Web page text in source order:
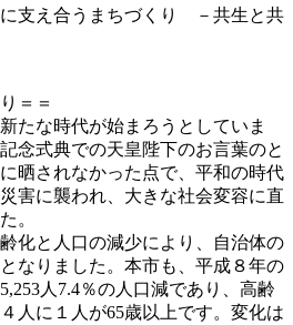
支え合うまちづくり －共生と共
＝＝
たな時代が始まろうとしていま
念式典での天皇陛下のお言葉のと
晒されなかった点で、平和の時代
害に襲われ、大きな社会変容に直
。
化と人口の減少により、自治体の
なりました。本市も、平成８年の
人7.4％の人口減であり、高齢
人に１人が65歳以上です。変化は